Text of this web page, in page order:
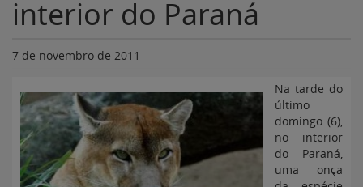
interior do Paraná
7 de novembro de 2011
Na tarde do
último
domingo (6),
no interior
do Paraná,
uma onça